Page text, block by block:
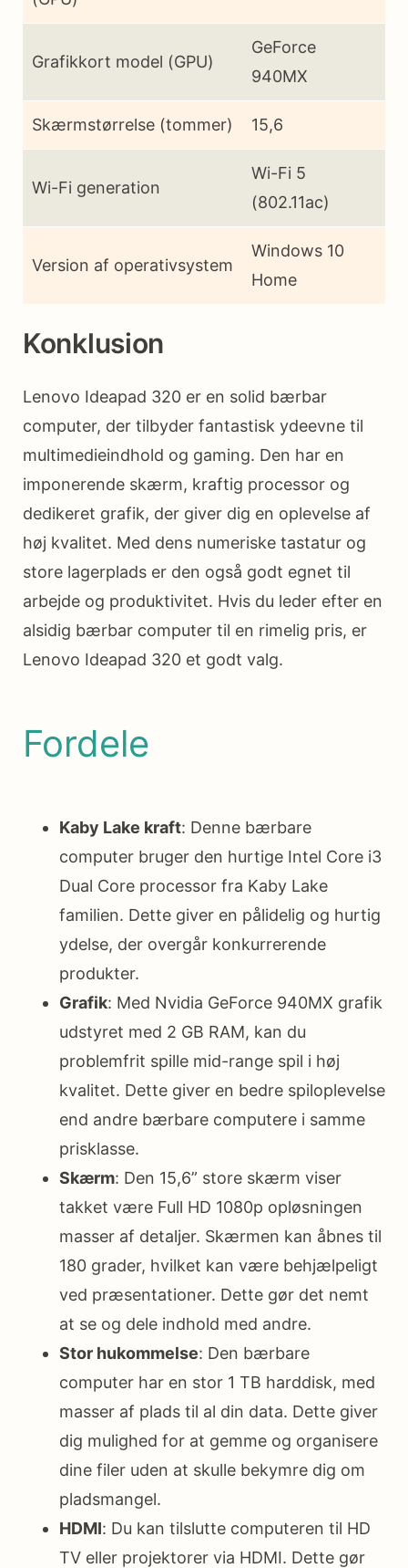
Grafikkort model (GPU)
GeForce
940MX
Skærmstørrelse (tommer) 15,6
Wi-Fi generation
Wi-Fi 5
(802.11ac)
Version af operativsystem
Windows 10
Home
Konklusion
Lenovo Ideapad 320 er en solid bærbar
computer, der tilbyder fantastisk ydeevne til
multimedieindhold og gaming. Den har en
imponerende skærm, kraftig processor og
dedikeret grafik, der giver dig en oplevelse af
høj kvalitet. Med dens numeriske tastatur og
store lagerplads er den også godt egnet til
arbejde og produktivitet. Hvis du leder efter en
alsidig bærbar computer til en rimelig pris, er
Lenovo Ideapad 320 et godt valg.
Fordele
Kaby Lake kraft: Denne bærbare
computer bruger den hurtige Intel Core i3
Dual Core processor fra Kaby Lake
familien. Dette giver en pålidelig og hurtig
ydelse, der overgår konkurrerende
produkter.
Grafik: Med Nvidia GeForce 940MX grafik
udstyret med 2 GB RAM, kan du
problemfrit spille mid-range spil i høj
kvalitet. Dette giver en bedre spiloplevelse
end andre bærbare computere i samme
prisklasse.
Skærm: Den 15,6” store skærm viser
takket være Full HD 1080p opløsningen
masser af detaljer. Skærmen kan åbnes til
180 grader, hvilket kan være behjælpeligt
ved præsentationer. Dette gør det nemt
at se og dele indhold med andre.
Stor hukommelse: Den bærbare
computer har en stor 1 TB harddisk, med
masser af plads til al din data. Dette giver
dig mulighed for at gemme og organisere
dine filer uden at skulle bekymre dig om
pladsmangel.
HDMI: Du kan tilslutte computeren til HD
TV eller projektorer via HDMI. Dette gør